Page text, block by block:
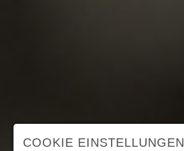
COOKIE EINSTELLUNGEN